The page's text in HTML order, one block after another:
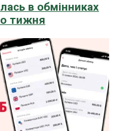
в обмінниках
тижня